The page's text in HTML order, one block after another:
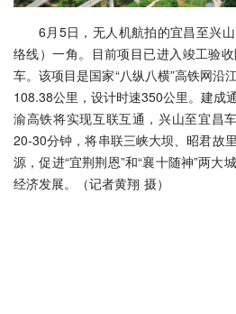
6月5日，无人机航拍的宜昌至兴
络线）一角。目前项目已进入竣工验
车。该项目是国家“八纵八横”高铁网沿
108.38公里，设计时速350公里。建成
渝高铁将实现互联互通，兴山至宜昌
20-30分钟，将串联三峡大坝、昭君故
源，促进“宜荆荆恩”和“襄十随神”两大
经济发展。（记者黄翔 摄）